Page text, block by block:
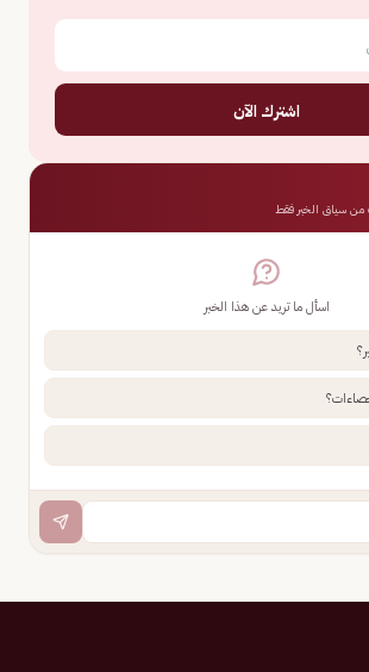
اشترك الآن
سياق الخبر فقط
اسأل ما تريد عن هذا الخبر